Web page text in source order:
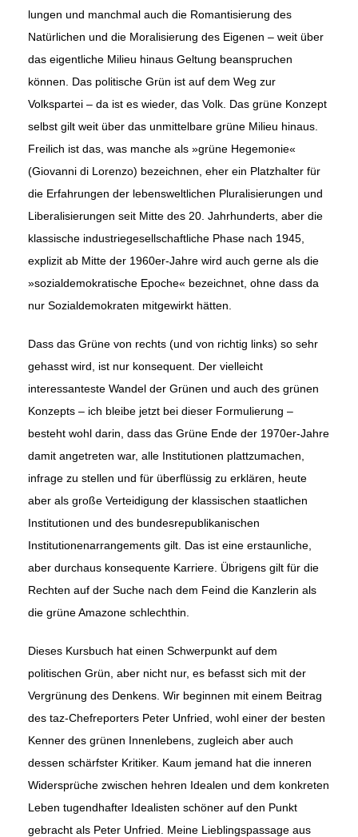
lungen und manchmal auch die Romantisierung des
Natürlichen und die Moralisierung des Eigenen – weit über
das eigentliche Milieu hinaus Geltung beanspruchen
können. Das politische Grün ist auf dem Weg zur
Volkspartei – da ist es wieder, das Volk. Das grüne Konzept
selbst gilt weit über das unmittelbare grüne Milieu hinaus.
Freilich ist das, was manche als »grüne Hegemonie«
(Giovanni di Lorenzo) bezeichnen, eher ein Platzhalter für
die Erfahrungen der lebensweltlichen Pluralisierungen und
Liberalisierungen seit Mitte des 20. Jahrhunderts, aber die
klassische industriegesellschaftliche Phase nach 1945,
explizit ab Mitte der 1960er-Jahre wird auch gerne als die
»sozialdemokratische Epoche« bezeichnet, ohne dass da
nur Sozialdemokraten mitgewirkt hätten.
Dass das Grüne von rechts (und von richtig links) so sehr
gehasst wird, ist nur konsequent. Der vielleicht
interessanteste Wandel der Grü­nen und auch des grünen
Konzepts – ich bleibe jetzt bei dieser Formulierung –
besteht wohl darin, dass das Grüne Ende der 1970er-Jahre
damit angetreten war, alle Institutionen plattzumachen,
infrage zu stel­len und für überflüssig zu erklären, heute
aber als große Verteidigung der klassischen staatlichen
Institutionen und des bundesrepublikanischen
Institutionenarrangements gilt. Das ist eine erstaunliche,
aber durchaus konsequente Karriere. Übrigens gilt für die
Rechten auf der Suche nach dem Feind die Kanzlerin als
die grüne Amazone schlechthin.
Dieses Kursbuch hat einen Schwerpunkt auf dem
politischen Grün, aber nicht nur, es befasst sich mit der
Vergrünung des Denkens. Wir beginnen mit einem Beitrag
des taz-Chefreporters Peter Unfried, wohl einer der besten
Kenner des grünen Innenlebens, zugleich aber auch
dessen schärfster Kritiker. Kaum jemand hat die inneren
Wi­dersprüche zwischen hehren Idealen und dem konkreten
Leben tugend­hafter Idea­­listen schöner auf den Punkt
gebracht als Peter Unfried. Meine Lieb­lings­passage aus